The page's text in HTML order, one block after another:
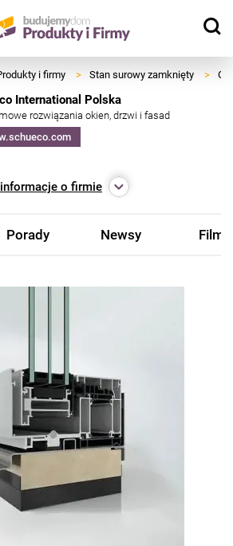
i firmy > Stan surowy zamknięty >
International Polska
rozwiązania okien, drzwi i fasad
o firmie
Porady Newsy Filmy